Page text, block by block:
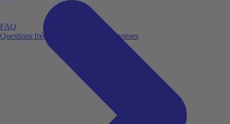
FAQ
Questions fréquemment posées et réponses